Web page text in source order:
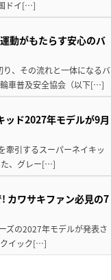
ドイ[…]
動がもたらす安心のバ
、その流れと一体になるバ
車普及安全協会（以下[…]
ッド2027年モデルが9月
牽引するスーパーネイキッ
た、グレー[…]
カワサキファン必見の7
ズの2027年モデルが発表さ
クイック[…]